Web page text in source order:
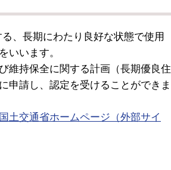
、長期にわたり良好な状態で使用
います。
維持保全に関する計画（長期優良住
申請し、認定を受けることができま
国土交通省ホームページ（外部サイ